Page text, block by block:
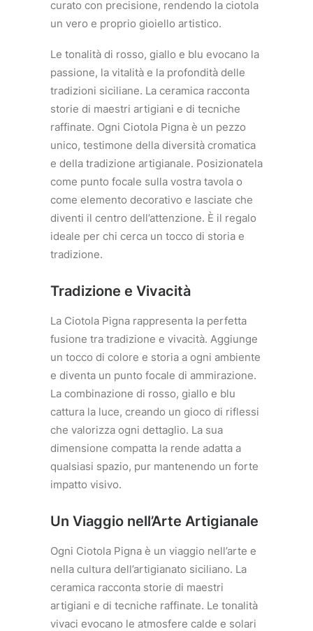
curato con precisione, rendendo la ciotola
un vero e proprio gioiello artistico.
Le tonalità di rosso, giallo e blu evocano la
passione, la vitalità e la profondità delle
tradizioni siciliane. La ceramica racconta
storie di maestri artigiani e di tecniche
raffinate. Ogni Ciotola Pigna è un pezzo
unico, testimone della diversità cromatica
e della tradizione artigianale. Posizionatela
come punto focale sulla vostra tavola o
come elemento decorativo e lasciate che
diventi il centro dell’attenzione. È il regalo
ideale per chi cerca un tocco di storia e
tradizione.
Tradizione e Vivacità
La Ciotola Pigna rappresenta la perfetta
fusione tra tradizione e vivacità. Aggiunge
un tocco di colore e storia a ogni ambiente
e diventa un punto focale di ammirazione.
La combinazione di rosso, giallo e blu
cattura la luce, creando un gioco di riflessi
che valorizza ogni dettaglio. La sua
dimensione compatta la rende adatta a
qualsiasi spazio, pur mantenendo un forte
impatto visivo.
Un Viaggio nell’Arte Artigianale
Ogni Ciotola Pigna è un viaggio nell’arte e
nella cultura dell’artigianato siciliano. La
ceramica racconta storie di maestri
artigiani e di tecniche raffinate. Le tonalità
vivaci evocano le atmosfere calde e solari